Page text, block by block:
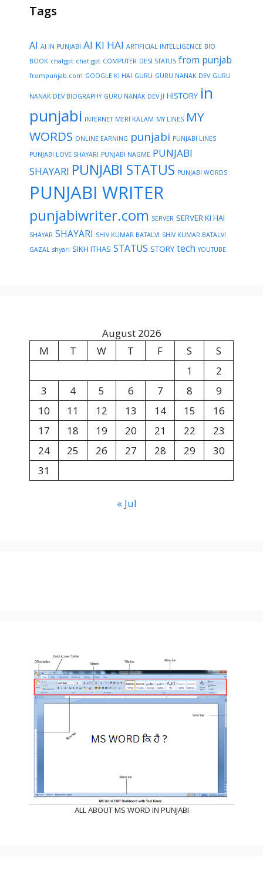
Tags
AI AI IN PUNJABI AI KI HAI ARTIFICIAL INTELLIGENCE BIO
BOOK chatgpt chat gpt COMPUTER DESI STATUS from punjab
frompunjab.com GOOGLE KI HAI GURU GURU NANAK DEV GURU
NANAK DEV BIOGRAPHY GURU NANAK DEV JI HISTORY in
punjabi INTERNET MERI KALAM MY LINES MY
WORDS ONLINE EARNING punjabi PUNJABI LINES
PUNJABI LOVE SHAYARI PUNJABI NAGME PUNJABI
SHAYARI PUNJABI STATUS PUNJABI WORDS
PUNJABI WRITER
punjabiwriter.com SERVER SERVER KI HAI
SHAYAR SHAYARI SHIV KUMAR BATALVI SHIV KUMAR BATALVI
GAZAL shyari SIKH ITHAS STATUS STORY tech YOUTUBE
August 2026
M
T W T F S
S
1
2
3
4 5 6 7 8
9
10
11 12 13 14 15
16
17
18 19 20 21 22
23
24
25 26 27 28 29
30
31
« Jul
ALL ABOUT MS WORD IN PUNJABI